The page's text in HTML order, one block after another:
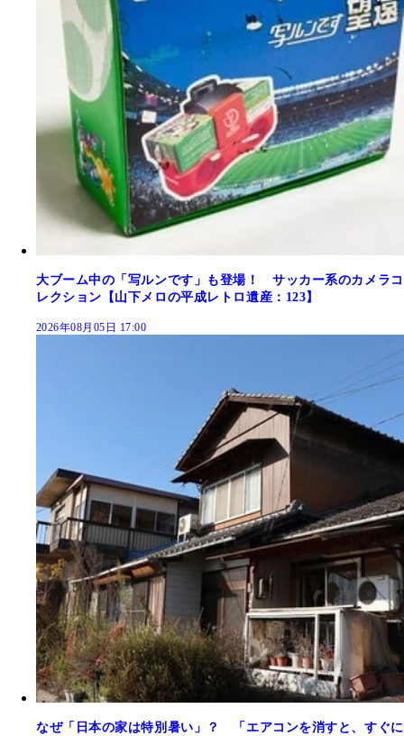
大ブーム中の「写ルンです」も登場！ サッカー系のカメラコ
レクション【山下メロの平成レトロ遺産：123】
2026年08月05日 17:00
なぜ「日本の家は特別暑い」？ 「エアコンを消すと、すぐに